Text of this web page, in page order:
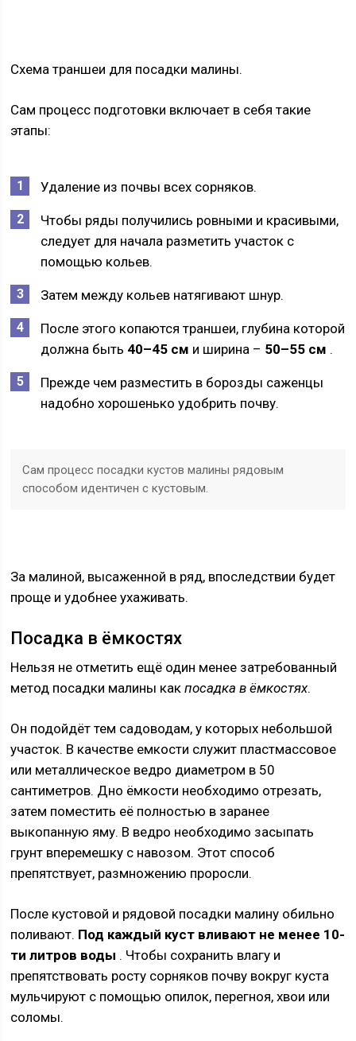
Схема траншеи для посадки малины.
Сам процесс подготовки включает в себя такие
этапы:
Удаление из почвы всех сорняков.
Чтобы ряды получились ровными и красивыми,
следует для начала разметить участок с
помощью кольев.
Затем между кольев натягивают шнур.
После этого копаются траншеи, глубина которой
должна быть 40–45 см и ширина – 50–55 см .
Прежде чем разместить в борозды саженцы
надобно хорошенько удобрить почву.
Сам процесс посадки кустов малины рядовым
способом идентичен с кустовым.
За малиной, высаженной в ряд, впоследствии будет
проще и удобнее ухаживать.
Посадка в ёмкостях
Нельзя не отметить ещё один менее затребованный
метод посадки малины какпосадка в ёмкостях.
Он подойдёт тем садоводам, у которых небольшой
участок. В качестве емкости служит пластмассовое
или металлическое ведро диаметром в 50
сантиметров. Дно ёмкости необходимо отрезать,
затем поместить её полностью в заранее
выкопанную яму. В ведро необходимо засыпать
грунт вперемешку с навозом. Этот способ
препятствует, размножению проросли.
После кустовой и рядовой посадки малину обильно
поливают. Под каждый куст вливают не менее 10-
ти литров воды . Чтобы сохранить влагу и
препятствовать росту сорняков почву вокруг куста
мульчируют с помощью опилок, перегноя, хвои или
соломы.